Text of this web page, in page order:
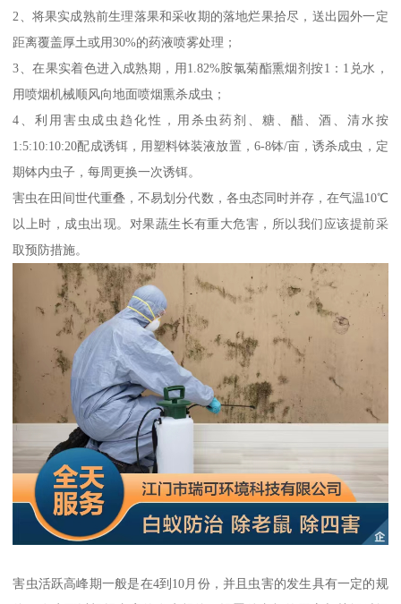
2、将果实成熟前生理落果和采收期的落地烂果拾尽，送出园外一定
距离覆盖厚土或用30%的药液喷雾处理；
3、在果实着色进入成熟期，用1.82%胺氯菊酯熏烟剂按1：1兑水，
用喷烟机械顺风向地面喷烟熏杀成虫；
4、利用害虫成虫趋化性，用杀虫药剂、糖、醋、酒、清水按
1:5:10:10:20配成诱铒，用塑料钵装液放置，6-8钵/亩，诱杀成虫，定
期钵内虫子，每周更换一次诱铒。
害虫在田间世代重叠，不易划分代数，各虫态同时并存，在气温10℃
以上时，成虫出现。对果蔬生长有重大危害，所以我们应该提前采
取预防措施。
害虫活跃高峰期一般是在4到10月份，并且虫害的发生具有一定的规